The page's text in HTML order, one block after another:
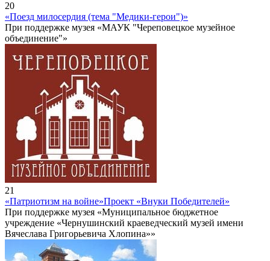
20
«Поезд милосердия (тема "Медики-герои")»
При поддержке музея «МАУК "Череповецкое музейное
объединение"»
21
«Патриотизм на войне»Проект «Внуки Победителей»
При поддержке музея «Муниципальное бюджетное
учреждение «Чернушинский краеведческий музей имени
Вячеслава Григорьевича Хлопина»»